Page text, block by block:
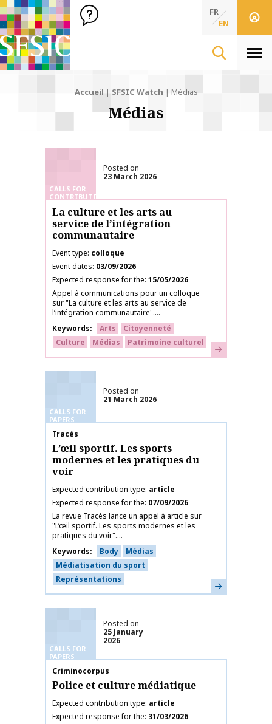
SFSIC Société Française des Sciences de l'Information & de
Société Française des Sciences de
FR
EN
Accueil | SFSIC Watch | Médias
Médias
CALLS FOR
CONTRIBUTIONS
Posted on
23 March 2026
La culture et les arts au
service de l’intégration
communautaire
Event type colloque
Event dates 03/09/2026
Expected response for the 15/05/2026
Appel à communications pour un colloque
sur "La culture et les arts au service de
l’intégration communautaire"....
Keywords
Arts
Citoyenneté
Culture
Médias Patrimoine culturel Learn more
CALLS FOR
PAPERS
Posted on
21 March 2026
Publication name
Tracés
L’œil sportif. Les sports
modernes et les pratiques du
voir
Expected contribution type article
Expected response for the 07/09/2026
La revue Tracés lance un appel à article sur
"L’œil sportif. Les sports modernes et les
pratiques du voir"....
Keywords
Body
Médias
Médiatisation du sport
Représentations
Learn more
CALLS FOR
PAPERS
Posted on
25 January
2026
Publication name
Criminocorpus
Police et culture médiatique
Expected contribution type article
Expected response for the 31/03/2026